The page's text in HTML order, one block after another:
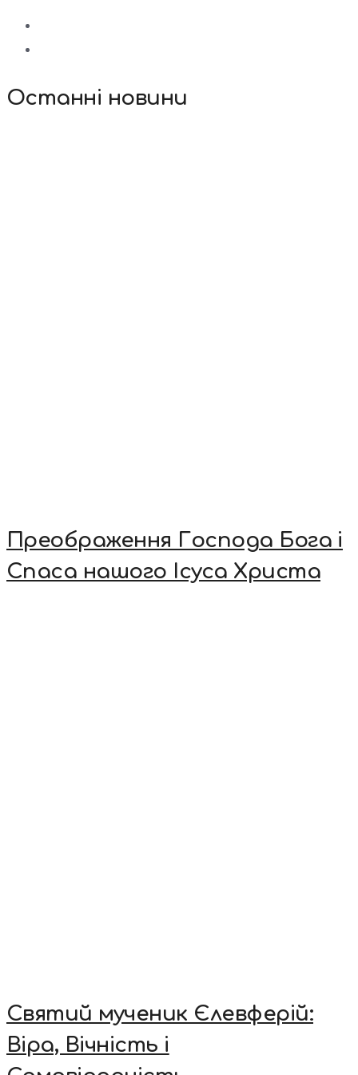
Останні новини
Преображення Господа Бога і
Спаса нашого Ісуса Христа
Святий мученик Єлевферій:
Віра, Вічність і